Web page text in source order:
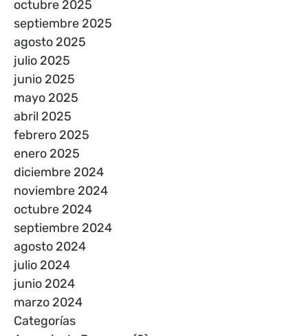
octubre 2025
septiembre 2025
agosto 2025
julio 2025
junio 2025
mayo 2025
abril 2025
febrero 2025
enero 2025
diciembre 2024
noviembre 2024
octubre 2024
septiembre 2024
agosto 2024
julio 2024
junio 2024
marzo 2024
Categorías